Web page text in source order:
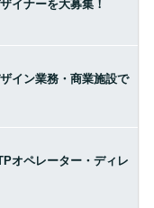
イナーを大募集！
イン業務・商業施設で
オペレーター・ディレ